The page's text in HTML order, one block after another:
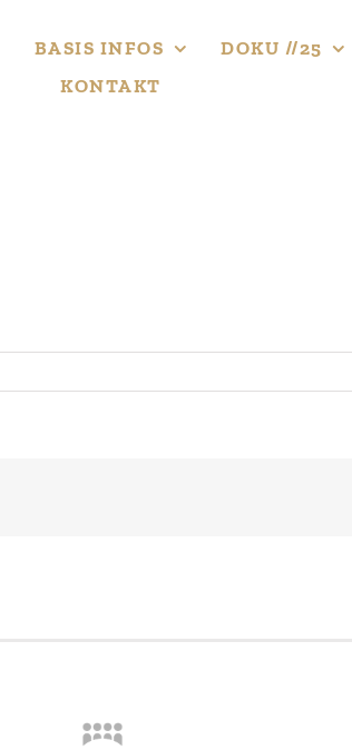
BASIS INFOS
DOKU //25
KONTAKT